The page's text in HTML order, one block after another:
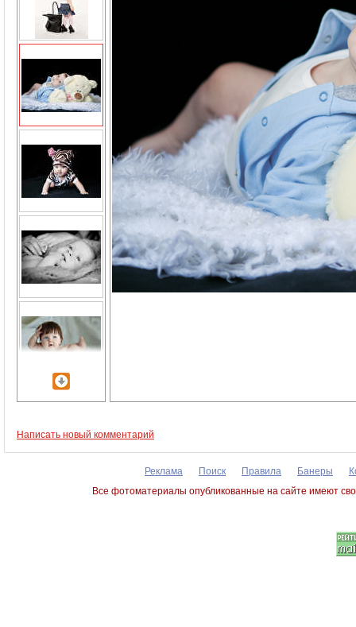
Написать новый комментарий
Реклама Поиск Правила Банеры
Все фотоматериалы опубликованные на сайте имеют